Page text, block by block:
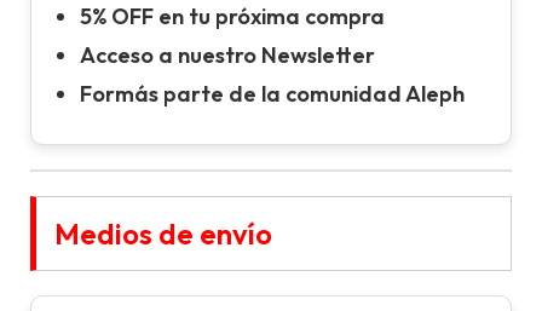
5% OFF en tu próxima compra
Acceso a nuestro Newsletter
Formás parte de la comunidad Aleph
Medios de envío